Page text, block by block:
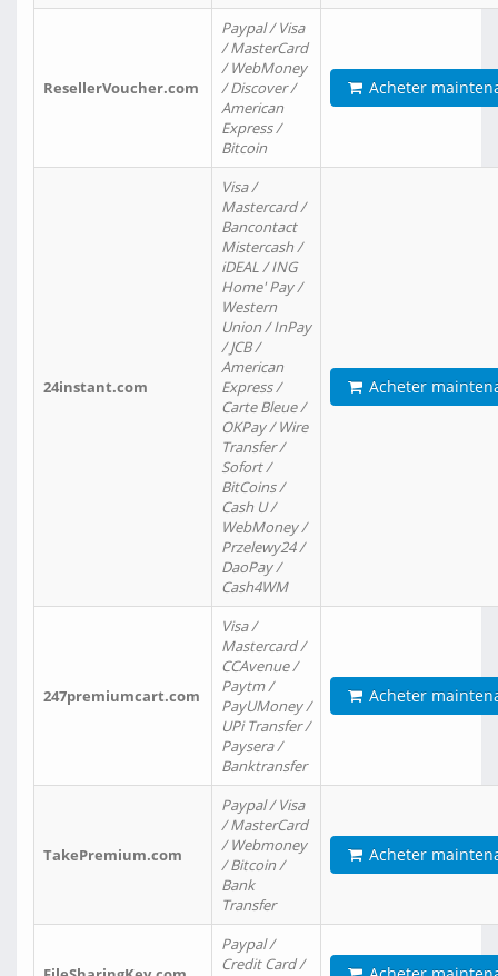
ResellerVoucher.com
Paypal / Visa
/ MasterCard
/ WebMoney
/ Discover /
American
Express /
Bitcoin
Acheter
24instant.com
Visa /
Mastercard /
Bancontact
Mistercash /
iDEAL / ING
Home' Pay /
Western
Union / InPay
/ JCB /
American
Express /
Carte Bleue /
OKPay / Wire
Transfer /
Sofort /
BitCoins /
Cash U /
WebMoney /
Przelewy24 /
DaoPay /
Cash4WM
Acheter
247premiumcart.com
Visa /
Mastercard /
CCAvenue /
Paytm /
PayUMoney /
UPi Transfer /
Paysera /
Banktransfer
Acheter
TakePremium.com
Paypal / Visa
/ MasterCard
/ Webmoney
/ Bitcoin /
Bank
Transfer
Acheter
Paypal /
Credit Card /